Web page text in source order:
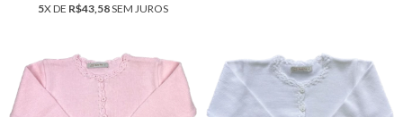
5X DE R$43,58SEM JUROS